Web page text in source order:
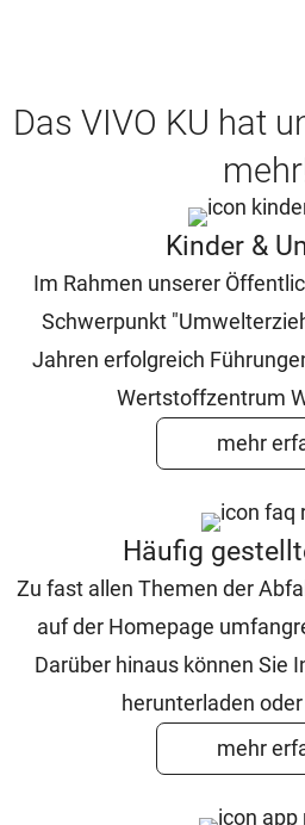
Das VIVO KU hat
Kinder &
Im Rahmen unserer
Schwerpunkt
Jahren erfolgreich
Wertstoffzentrum
mehr
Häufig
Zu fast allen Themen der
auf der Homepage
Darüber hinaus können Sie
herunterladen
mehr